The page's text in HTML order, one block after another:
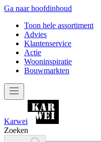
Ga naar hoofdinhoud
Toon hele assortiment
Advies
Klantenservice
Actie
Wooninspiratie
Bouwmarkten
Karwei
Zoeken